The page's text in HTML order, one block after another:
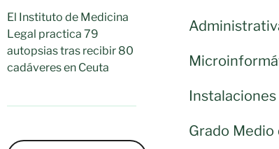
El Instituto de Medicina
Legal practica 79
autopsias tras recibir 80
cadáveres en Ceuta
Grado